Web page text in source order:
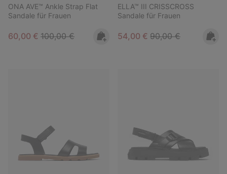
ONA AVE™ Ankle Strap Flat
Sandale für Frauen
Sale price:
60,00 € Regular price:
100,00 €
ELLA™ III CRISSCROSS
Sandale für Frauen
Sale price:
54,00 € Regular price:
90,00 €